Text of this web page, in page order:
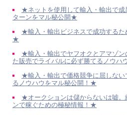
★ネットを使用して輸入・輸出で
ターンをマル秘公開★
★輸入・輸出ビジネスで成功するた
★
★輸入・輸出でヤフオクとアマゾン
た販売でライバルに必ず勝てるノウハ
★輸入・輸出で価格競争に屈しない
るノウハウをマル秘公開！★
★オークションは儲からないは嘘。
ンで稼ぐための極秘情報！★